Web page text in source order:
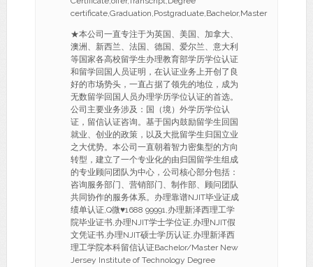
certificate,Graduation,Postgraduate,Bachelor,Master
★本公司一直专注于为英国、美国、加拿大、
澳洲、新西兰、法国、德国、爱尔兰、意大利
等国家各高校留学生办理教育部学历学位认证
和留学回国人员证明，在认证业务上开创了良
好的市场势头，一直占据了领先的地位，成为
无数留学回国人员办理学历学位认证的首选。
公司主要业务涉及：国（境）外学历学位认
证，留信认证咨询。基于国内鼓励留学生回国
就业、创业的政策，以及大批留学生归国立业
之大优势。本公司一直朝着智力密集型的方向
转型，建立了一个专业化的由归国留学生组成
的专业顾问团队为中心，公司核心部分包括：
咨询服务部门、营销部门、制作部、顾问团队
共同协作的服务体系。办理靠谱NJIT毕业证成
绩单认证,Q微♥1688 99991,办理新泽西理工学
院毕业证书,办理NJIT学士学位证,办理NJIT假
文凭证书,办理NJIT硕士学历认证,办理新泽西
理工学院本科留信认证Bachelor/Master New
Jersey Institute of Technology Degree